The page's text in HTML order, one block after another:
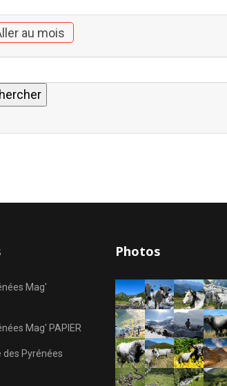
au mois
Mag'
Mag' PAPIER
des Pyrénées
Photos